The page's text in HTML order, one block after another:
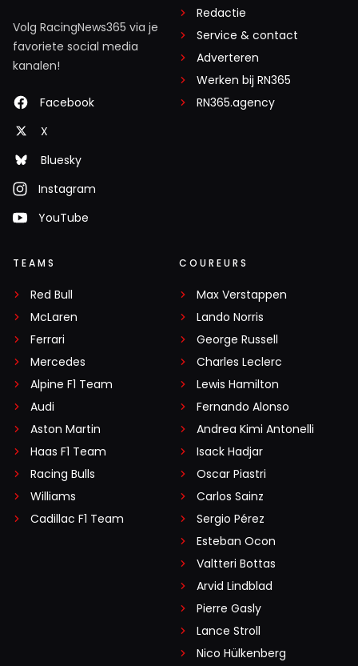
Volg RacingNews365 via je
favoriete social media
kanalen!
Facebook
X
Bluesky
Instagram
YouTube
Redactie
Service & contact
Adverteren
Werken bij RN365
RN365.agency
TEAMS
Red Bull
McLaren
Ferrari
Mercedes
Alpine F1 Team
Audi
Aston Martin
Haas F1 Team
Racing Bulls
Williams
Cadillac F1 Team
COUREURS
Max Verstappen
Lando Norris
George Russell
Charles Leclerc
Lewis Hamilton
Fernando Alonso
Andrea Kimi Antonelli
Isack Hadjar
Oscar Piastri
Carlos Sainz
Sergio Pérez
Esteban Ocon
Valtteri Bottas
Arvid Lindblad
Pierre Gasly
Lance Stroll
Nico Hülkenberg